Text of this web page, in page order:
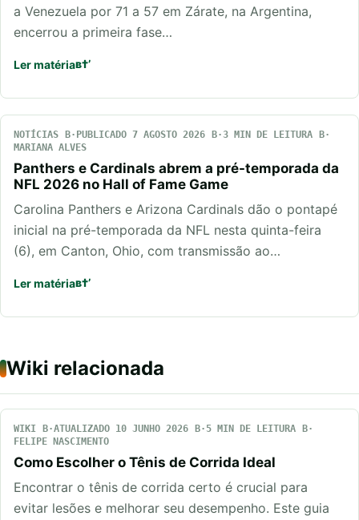
a Venezuela por 71 a 57 em Zárate, na Argentina,
encerrou a primeira fase…
Ler matéria
NOTÍCIAS PUBLICADO 7 AGOSTO 2026
3 MIN DE LEITURA
MARIANA ALVES
Panthers e Cardinals abrem a pré-temporada da
NFL 2026 no Hall of Fame Game
Carolina Panthers e Arizona Cardinals dão o pontapé
inicial na pré-temporada da NFL nesta quinta-feira
(6), em Canton, Ohio, com transmissão ao…
Ler matéria
Wiki relacionada
WIKI ATUALIZADO 10 JUNHO 2026
5 MIN DE LEITURA
FELIPE NASCIMENTO
Como Escolher o Tênis de Corrida Ideal
Encontrar o tênis de corrida certo é crucial para
evitar lesões e melhorar seu desempenho. Este guia